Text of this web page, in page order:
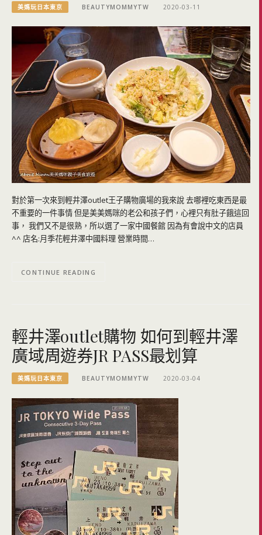
美媽玩日本東京 BEAUTYMOMMYTW 2020-03-11
對於第一次來到輕井澤outlet王子購物廣場的我來說 去哪裡吃東西是最
不重要的一件事情 但是美美媽咪的老公和孩子們，心裡只有肚子餓這回
事， 我們又不是很熟，所以選了一家中國餐館 因為有會說中文的店員
^^ 店名:月季花輕井澤中國料理 營業時間…
CONTINUE READING
輕井澤outlet購物 如何到輕井澤
廣域周遊券JR PASS最划算
美媽玩日本東京 BEAUTYMOMMYTW 2020-03-04